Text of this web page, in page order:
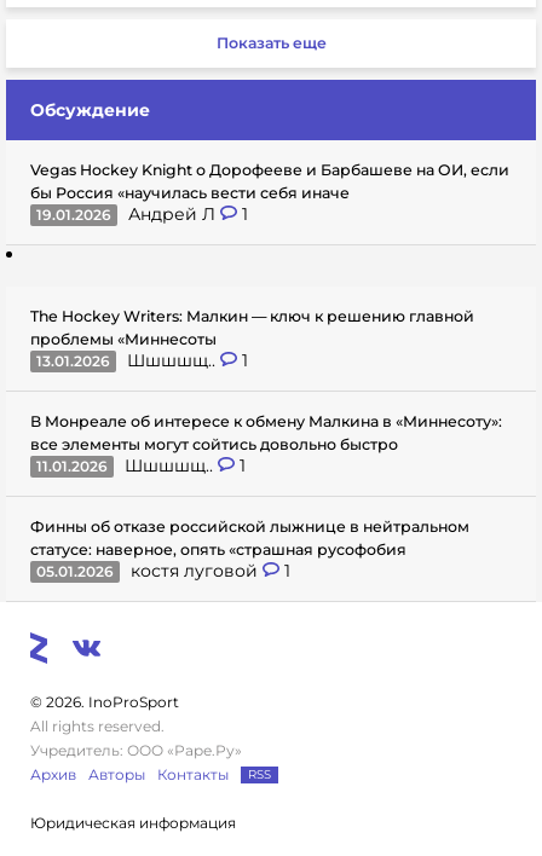
Показать еще
Обсуждение
Vegas Hockey Knight о Дорофееве и Барбашеве на ОИ, если
бы Россия «научилась вести себя иначе
19.01.2026
Андрей Л 1
The Hockey Writers: Малкин — ключ к решению главной
проблемы «Миннесоты
13.01.2026
Шшшшщ.. 1
В Монреале об интересе к обмену Малкина в «Миннесоту»:
все элементы могут сойтись довольно быстро
11.01.2026
Шшшшщ.. 1
Финны об отказе российской лыжнице в нейтральном
статусе: наверное, опять «страшная русофобия
05.01.2026
костя луговой 1
© 2026. InoProSport
All rights reserved.
Учредитель: ООО «Раре.Ру»
Архив
Авторы Контакты RSS
Юридическая информация